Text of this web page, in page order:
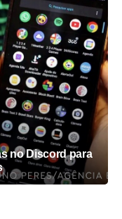
no Discord para